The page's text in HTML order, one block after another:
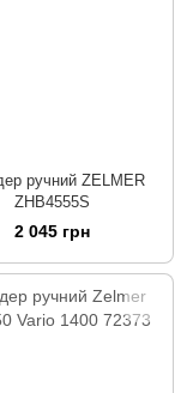
ручний ZELMER
ZHB4555S
2 045 грн